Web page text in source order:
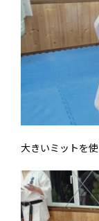
大きいミットを